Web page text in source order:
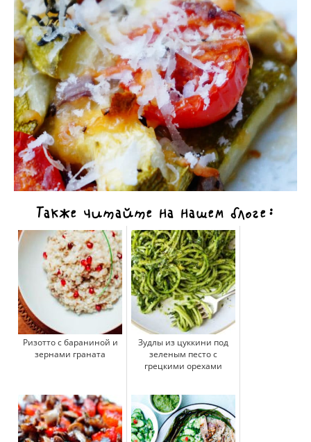
Также читайте на нашем блоге:
Ризотто с бараниной и
зернами граната
Зудлы из цуккини под
зеленым песто с
грецкими орехами